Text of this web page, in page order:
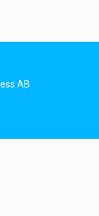
AB